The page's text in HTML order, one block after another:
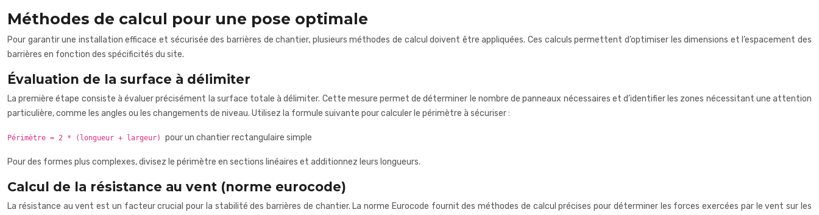
Méthodes de calcul pour une pose optimale
Pour garantir une installation efficace et sécurisée des barrières de chantier, plusieurs méthodes de calcul doivent être appliquées. Ces calculs permettent d’optimiser les dimensions et l’espacement des
barrières en fonction des spécificités du site.
Évaluation de la surface à délimiter
La première étape consiste à évaluer précisément la surface totale à délimiter. Cette mesure permet de déterminer le nombre de panneaux nécessaires et d’identifier les zones nécessitant une attention
particulière, comme les angles ou les changements de niveau. Utilisez la formule suivante pour calculer le périmètre à sécuriser :
Périmètre = 2 * (longueur + largeur) pour un chantier rectangulaire simple
Pour des formes plus complexes, divisez le périmètre en sections linéaires et additionnez leurs longueurs.
Calcul de la résistance au vent (norme eurocode)
La résistance au vent est un facteur crucial pour la stabilité des barrières de chantier. La norme Eurocode fournit des méthodes de calcul précises pour déterminer les forces exercées par le vent sur les